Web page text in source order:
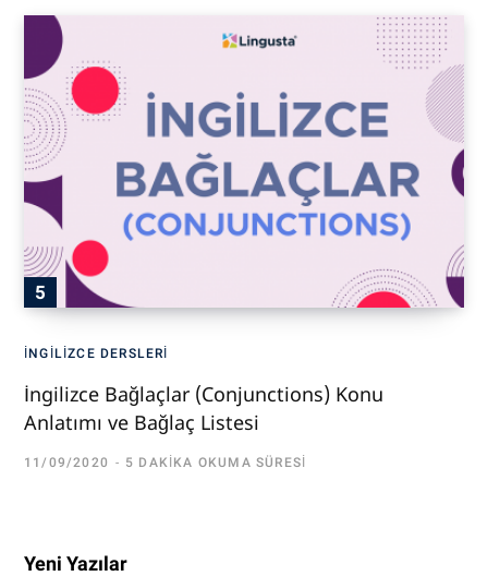
İNGILIZCE DERSLERI
İngilizce Bağlaçlar (Conjunctions) Konu
Anlatımı ve Bağlaç Listesi
11/09/2020 5 DAKIKA OKUMA SÜRESI
Yeni Yazılar